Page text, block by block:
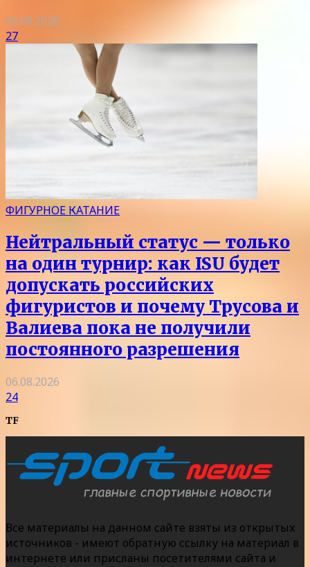
06.08.2026
27
ФИГУРНОЕ КАТАНИЕ
Нейтральный статус — только
на один турнир: как ISU будет
допускать российских
фигуристов и почему Трусова и
Валиева пока не получили
постоянного разрешения
06.08.2026
24
TF
Все материалы на данном сайте взяты из открытых
источников - имеют обратную ссылку на материал в
интернете или присланы посетителями сайта и